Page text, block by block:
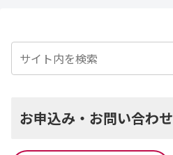
お申込み・お問い合わせ